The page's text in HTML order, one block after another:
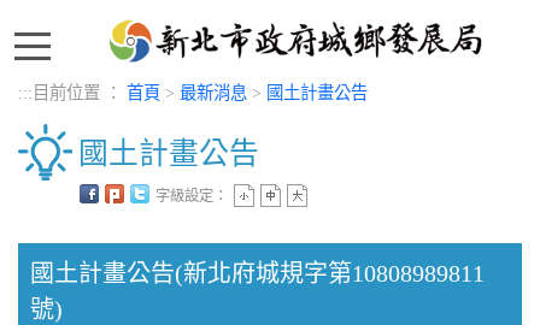
::: 目前位置 ： 首頁 > 最新消息 > 國土計畫公告
國土計畫公告
字級設定：
國土計畫公告(新北府城規字第10808989811
號)